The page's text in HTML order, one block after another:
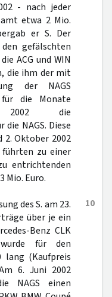
- nach jeder
etwa 2 Mio.
er S. Der
gefälschten
ACG und WIN
die ihm der mit
der NAGS
die Monate
die
NAGS. Diese
2. Oktober 2002
führten zu einer
entrichtenden
Mio. Euro.
10
des S. am 23.
über je ein
Benz CLK
für den
lang (Kaufpreis
6. Juni 2002
NAGS einen